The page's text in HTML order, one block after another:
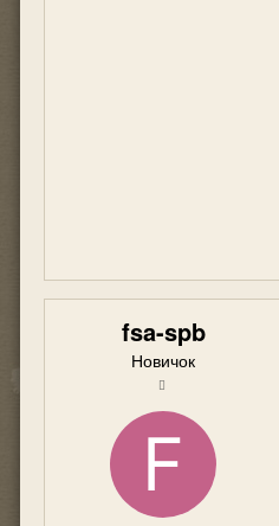
fsa-spb
Новичок